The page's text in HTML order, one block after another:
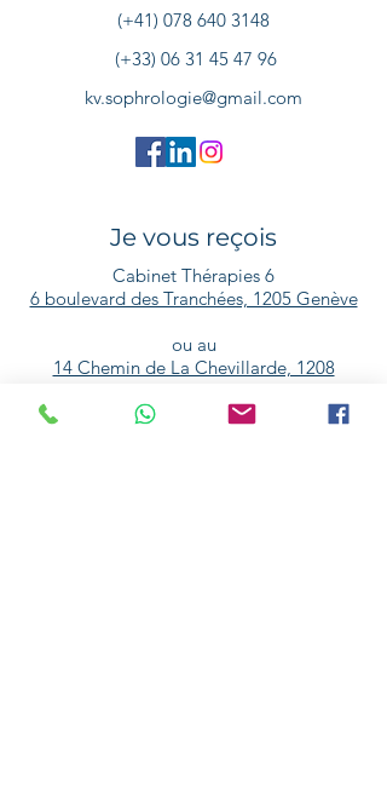
(+41) 078 640 3148
(+33) 06 31 45 47 96
kv.sophrologie@gmail.com
Je vous reçois
Cabinet Thérapies 6
6 boulevard des Tranchées, 1205 Genève
ou au
14 Chemin de La Chevillarde, 1208